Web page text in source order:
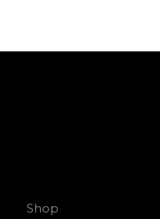
Shop